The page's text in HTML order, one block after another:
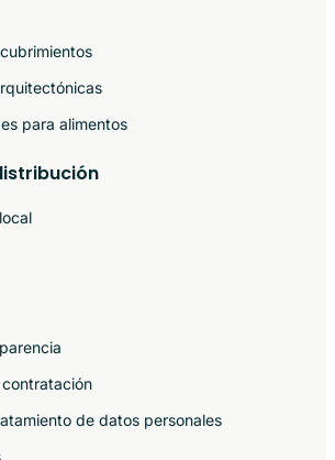
para alimentos
de datos personales